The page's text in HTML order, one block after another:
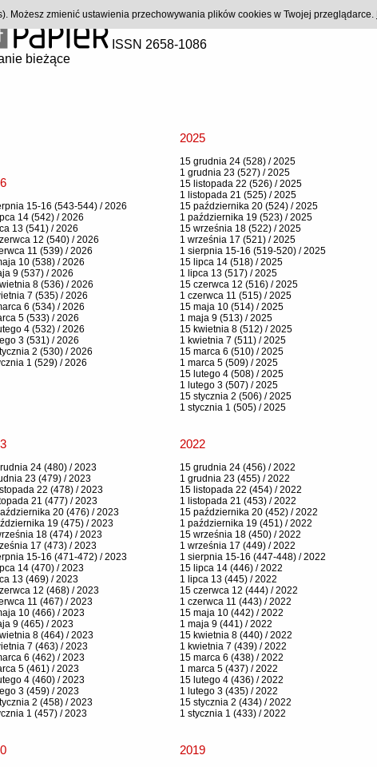
ISSN 2658-1086
bieżące
15-16 (543-544) / 2026
14 (542) / 2026
13 (541) / 2026
12 (540) / 2026
11 (539) / 2026
10 (538) / 2026
9 (537) / 2026
8 (536) / 2026
7 (535) / 2026
6 (534) / 2026
5 (533) / 2026
4 (532) / 2026
3 (531) / 2026
2 (530) / 2026
1 (529) / 2026
2025
15 grudnia 24 (528) / 2025
1 grudnia 23 (527) / 2025
15 listopada 22 (526) / 2025
1 listopada 21 (525) / 2025
15 października 20 (524) / 2025
1 października 19 (523) / 2025
15 września 18 (522) / 2025
1 września 17 (521) / 2025
1 sierpnia 15-16 (519-520) / 2025
15 lipca 14 (518) / 2025
1 lipca 13 (517) / 2025
15 czerwca 12 (516) / 2025
1 czerwca 11 (515) / 2025
15 maja 10 (514) / 2025
1 maja 9 (513) / 2025
15 kwietnia 8 (512) / 2025
1 kwietnia 7 (511) / 2025
15 marca 6 (510) / 2025
1 marca 5 (509) / 2025
15 lutego 4 (508) / 2025
1 lutego 3 (507) / 2025
15 stycznia 2 (506) / 2025
1 stycznia 1 (505) / 2025
24 (480) / 2023
23 (479) / 2023
22 (478) / 2023
21 (477) / 2023
20 (476) / 2023
19 (475) / 2023
18 (474) / 2023
17 (473) / 2023
15-16 (471-472) / 2023
14 (470) / 2023
13 (469) / 2023
12 (468) / 2023
11 (467) / 2023
10 (466) / 2023
9 (465) / 2023
8 (464) / 2023
7 (463) / 2023
6 (462) / 2023
5 (461) / 2023
4 (460) / 2023
3 (459) / 2023
2 (458) / 2023
1 (457) / 2023
2022
15 grudnia 24 (456) / 2022
1 grudnia 23 (455) / 2022
15 listopada 22 (454) / 2022
1 listopada 21 (453) / 2022
15 października 20 (452) / 2022
1 października 19 (451) / 2022
15 września 18 (450) / 2022
1 września 17 (449) / 2022
1 sierpnia 15-16 (447-448) / 2022
15 lipca 14 (446) / 2022
1 lipca 13 (445) / 2022
15 czerwca 12 (444) / 2022
1 czerwca 11 (443) / 2022
15 maja 10 (442) / 2022
1 maja 9 (441) / 2022
15 kwietnia 8 (440) / 2022
1 kwietnia 7 (439) / 2022
15 marca 6 (438) / 2022
1 marca 5 (437) / 2022
15 lutego 4 (436) / 2022
1 lutego 3 (435) / 2022
15 stycznia 2 (434) / 2022
1 stycznia 1 (433) / 2022
2019
Możesz zmienić ustawienia przechowywania plików cookies w Twojej przeglądarce.